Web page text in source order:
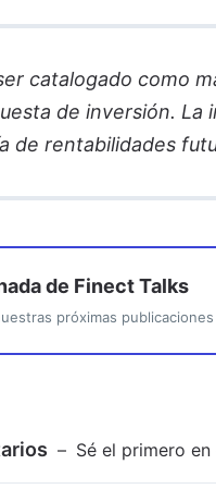
catalogado como
de inversión.
de rentabilidades
de Finect Talks
próximas
Sé el primero